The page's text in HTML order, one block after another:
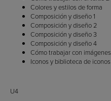
Colores y estilos de forma
Composición y diseño 1
Composición y diseño 2
Composición y diseño 3
Composición y diseño 4
Cómo trabajar con imágenes
Iconos y biblioteca de iconos
U4